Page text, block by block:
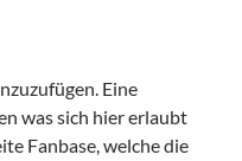
Eine
was sich hier erlaubt
Fanbase, welche die